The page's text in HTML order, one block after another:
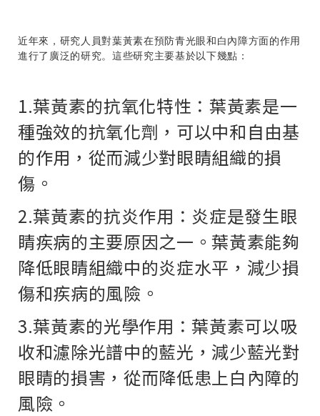
近年來，研究人員對葉黃素在預防青光眼和白內障方面的作用
進行了廣泛的研究。這些研究主要基於以下幾點：
1.葉黃素的抗氧化特性：葉黃素是一
種強效的抗氧化劑，可以中和自由基
的作用，從而減少對眼睛組織的損
傷。
2.葉黃素的抗炎作用：炎症是發生眼
睛疾病的主要原因之一。葉黃素能夠
降低眼睛組織中的炎症水平，減少損
傷和疾病的風險。
3.葉黃素的光學作用：葉黃素可以吸
收和濾除光譜中的藍光，減少藍光對
眼睛的損害，從而降低患上白內障的
風險。